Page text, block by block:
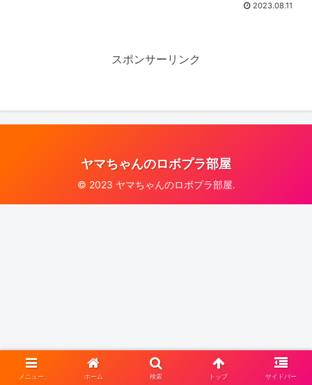
2023.08.11
スポンサーリンク
ヤマちゃんのロボプラ部屋
© 2023 ヤマちゃんのロボプラ部屋.
メニュー ホーム 検索 トップ サイドバー